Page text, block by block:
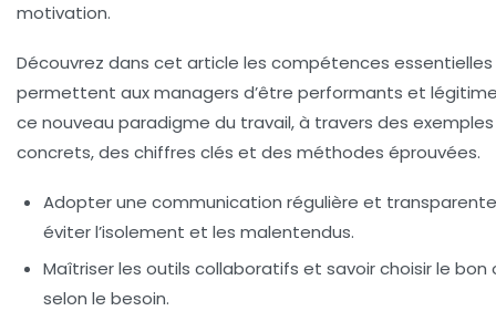
motivation.
Découvrez dans cet article les compétences essentielles
permettent aux managers d’être performants et
ce nouveau paradigme du travail, à travers des exemples
concrets, des chiffres clés et des méthodes éprouvées.
Adopter une communication régulière et transparente
éviter l’isolement et les malentendus.
Maîtriser les outils collaboratifs et savoir choisir le bon
selon le besoin.